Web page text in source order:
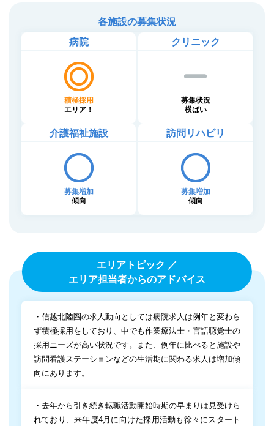
各施設の募集状況
病院
積極採用
エリア！
クリニック
募集状況
横ばい
介護福祉施設
募集増加
傾向
訪問リハビリ
募集増加
傾向
エリアトピック ／
エリア担当者からのアドバイス
・信越北陸圏の求人動向としては病院求人は例年と変わら
ず積極採用をしており、中でも作業療法士・言語聴覚士の
採用ニーズが高い状況です。また、例年に比べると施設や
訪問看護ステーションなどの生活期に関わる求人は増加傾
向にあります。
・去年から引き続き転職活動開始時期の早まりは見受けら
れており、来年度4月に向けた採用活動も徐々にスタート